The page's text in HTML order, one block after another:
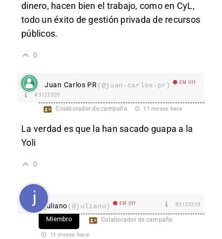
dinero, hacen bien el trabajo, como en CyL,
todo un éxito de gestión privada de recursos
públicos.
0
Juan Carlos PR (@juan-carlos-pr) EM Off
#3123320
Colaborador de campaña 11 meses hace
La verdad es que la han sacado guapa a la
Yoli
0
juliano(@juliano) EM Off #3123319
Miembro Colaborador de campaña
11 meses hace